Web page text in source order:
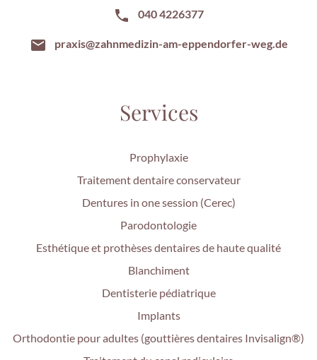
040 4226377
praxis@zahnmedizin-am-eppendorfer-weg.de
Services
Prophylaxie
Traitement dentaire conservateur
Dentures in one session (Cerec)
Parodontologie
Esthétique et prothèses dentaires de haute qualité
Blanchiment
Dentisterie pédiatrique
Implants
Orthodontie pour adultes (gouttières dentaires Invisalign®)